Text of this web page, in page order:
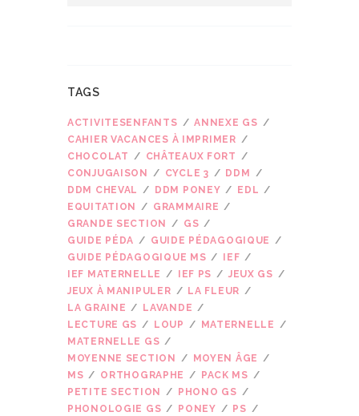
TAGS
ACTIVITESENFANTS
ANNEXE GS
CAHIER VACANCES À IMPRIMER
CHOCOLAT
CHÂTEAUX FORT
CONJUGAISON
CYCLE 3
DDM
DDM CHEVAL
DDM PONEY
EDL
EQUITATION
GRAMMAIRE
GRANDE SECTION
GS
GUIDE PÉDA
GUIDE PÉDAGOGIQUE
GUIDE PÉDAGOGIQUE MS
IEF
IEF MATERNELLE
IEF PS
JEUX GS
JEUX À MANIPULER
LA FLEUR
LA GRAINE
LAVANDE
LECTURE GS
LOUP
MATERNELLE
MATERNELLE GS
MOYENNE SECTION
MOYEN ÂGE
MS
ORTHOGRAPHE
PACK MS
PETITE SECTION
PHONO GS
PHONOLOGIE GS
PONEY
PS